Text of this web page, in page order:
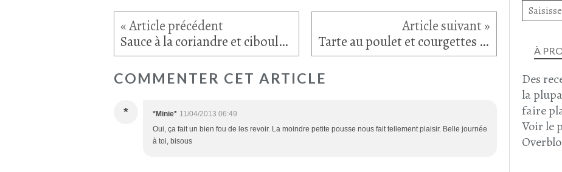
Sauce à la coriandre et ciboulette Tarte au poulet et courgettes au brie de Melun
COMMENTER CET ARTICLE
* *Minie* 11/04/2013 06:49
Oui, ça fait un bien fou de les revoir. La moindre petite pousse nous fait tellement plaisir. Belle journée
à toi, bisous
À
Des
la
faire
Voir le